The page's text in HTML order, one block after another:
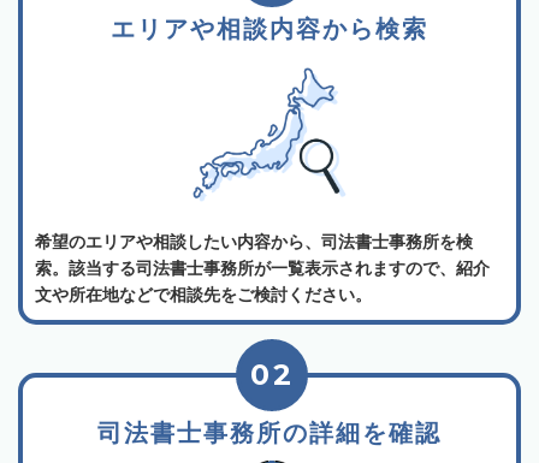
エリアや相談内容から検索
希望のエリアや相談したい内容から、司法書士事務所を検
索。該当する司法書士事務所が一覧表示されますので、紹介
文や所在地などで相談先をご検討ください。
司法書士事務所の詳細を確認
02